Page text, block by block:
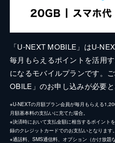
「U-NEXT MOBILE」はU-
毎月もらえるポイントを活用
になるモバイルプランです。
OBILE」のお申し込みが必要と
※U-NEXTの月額プラン会員が毎月もらえる
月額基本料の支払いに充てた場合。
※決済時において支払金額に相当するポイント
録のクレジットカードでのお支払いとなります。
※通話料、SMS通信料、オプション（かけ放題